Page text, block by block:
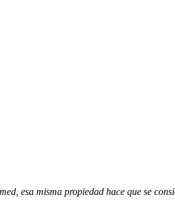
esa misma propiedad hace que se